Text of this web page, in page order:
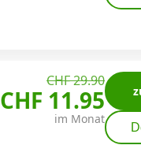
CHF 29.90
CHF 11.95
im Monat